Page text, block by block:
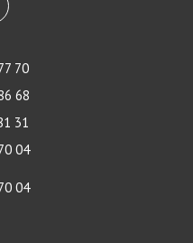
70
68
31
04
04